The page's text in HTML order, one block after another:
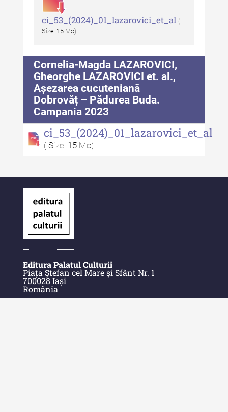
autor
Indexul Complet
Informații Utile
Despre Editură
Contact
Indexul Publicațiilor
ci_53_(2024)_01_lazarovici_et_al (
Size: 15 Mo)
Cornelia-Magda LAZAROVICI,
Gheorghe LAZAROVICI et. al.,
Așezarea cucuteniană
Dobrovăț – Pădurea Buda.
Campania 2023
ci_53_(2024)_01_lazarovici_et_al
( Size: 15 Mo)
Editura Palatul Culturii
Piața Ștefan cel Mare și Sfânt Nr. 1
700028 Iași
România